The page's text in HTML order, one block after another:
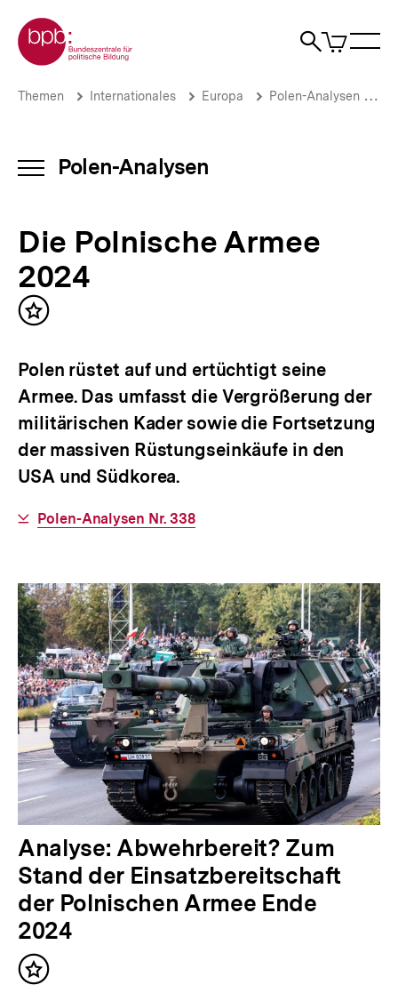
zum
Seiteninhalt
springen
Zur Startseite der bpb
Suche
Artikel
im
Die
Polen-
bpb.de
Brotkrümelnavigation
Pfadnavigation
Themen Internationales Europa Polen-Analysen
INHALTSNAVIGATION
Polen-Analysen
Die Polnische Armee
2024
Inhalt
Polen rüstet auf und ertüchtigt seine
Armee. Das umfasst die Vergrößerung der
militärischen Kader sowie die Fortsetzung
der massiven Rüstungseinkäufe in den
USA und Südkorea.
Interner
Polen-Analysen Nr. 338
Analyse: Abwehrbereit? Zum
Stand der Einsatzbereitschaft
der Polnischen Armee Ende
2024
Inhalt